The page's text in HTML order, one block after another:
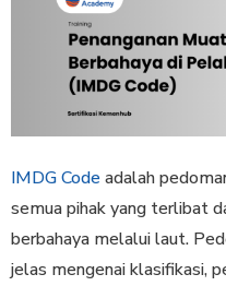
IMDG Codeadalah
semua pihak yang terlibat
berbahaya melalui laut.
jelas mengenai klasifikasi,